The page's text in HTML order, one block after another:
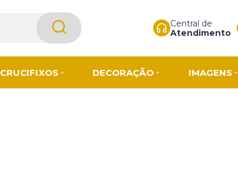
Central de
Atendimento
CRUCIFIXOS DECORAÇÃO IMAGENS